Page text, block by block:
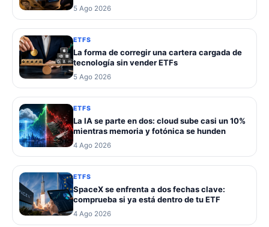
5 Ago 2026
ETFS
La forma de corregir una cartera cargada de
tecnología sin vender ETFs
5 Ago 2026
ETFS
La IA se parte en dos: cloud sube casi un 10%
mientras memoria y fotónica se hunden
4 Ago 2026
ETFS
SpaceX se enfrenta a dos fechas clave:
comprueba si ya está dentro de tu ETF
4 Ago 2026